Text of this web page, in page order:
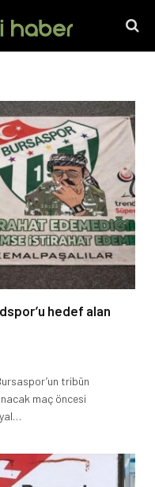
hedef alan
tribün
maç öncesi